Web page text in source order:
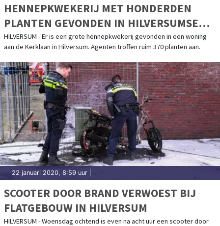
HENNEPKWEKERIJ MET HONDERDEN
PLANTEN GEVONDEN IN HILVERSUMSE
WONING
HILVERSUM - Er is een grote hennepkwekerij gevonden in een woning
aan de Kerklaan in Hilversum. Agenten troffen ruim 370 planten aan.
22 januari 2020, 8:59 uur
SCOOTER DOOR BRAND VERWOEST BIJ
FLATGEBOUW IN HILVERSUM
HILVERSUM - Woensdag ochtend is even na acht uur een scooter door